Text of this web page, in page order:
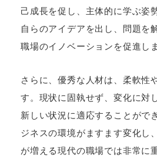
己成長を促し、主体的に学ぶ姿
自らのアイデアを出し、問題を
職場のイノベーションを促進し
さらに、優秀な人材は、柔軟性
す。現状に固執せず、変化に対
新しい状況に適応することがで
ジネスの環境がますます変化し
が増える現代の職場では非常に